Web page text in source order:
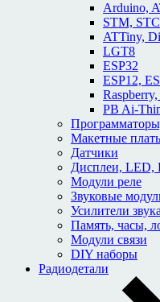
Arduino,
STM, STC
ATTiny,
LGT8
ESP32
ESP12,
PB Ai-
Макетные
Датчики
Дисплеи, LED,
Модули реле
Звуковые
Усилители звука
Память, часы,
Модули связи
DIY наборы
Радиодетали